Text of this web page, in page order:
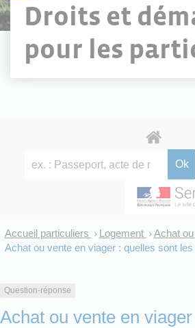
Droits et
pour les
Accueil particuliers > Logement > Achat
Achat ou vente en viager : quelles sont
Question-réponse
Achat ou vente en